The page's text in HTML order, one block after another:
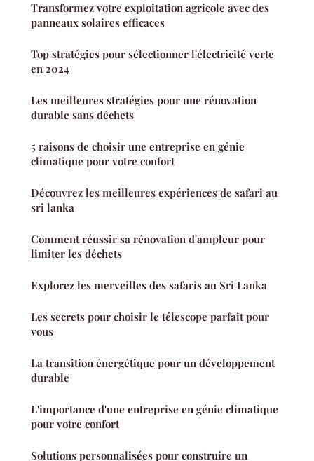
Transformez votre exploitation agricole avec des
panneaux solaires efficaces
Top stratégies pour sélectionner l'électricité verte
en 2024
Les meilleures stratégies pour une rénovation
durable sans déchets
5 raisons de choisir une entreprise en génie
climatique pour votre confort
Découvrez les meilleures expériences de safari au
sri lanka
Comment réussir sa rénovation d'ampleur pour
limiter les déchets
Explorez les merveilles des safaris au Sri Lanka
Les secrets pour choisir le télescope parfait pour
vous
La transition énergétique pour un développement
durable
L'importance d'une entreprise en génie climatique
pour votre confort
Solutions personnalisées pour construire un